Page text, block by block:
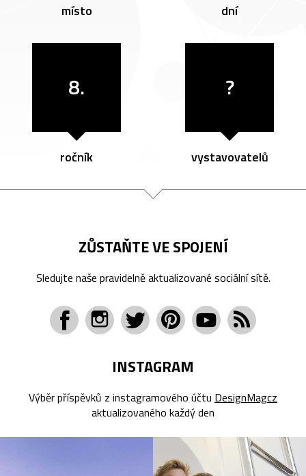
místo dní
8.
ročník
?
vystavovatelů
ZŮSTAŇTE VE SPOJENÍ
Sledujte naše pravidelně aktualizované sociální sítě.
INSTAGRAM
Výběr příspěvků z instagramového účtu DesignMagcz
aktualizovaného každý den